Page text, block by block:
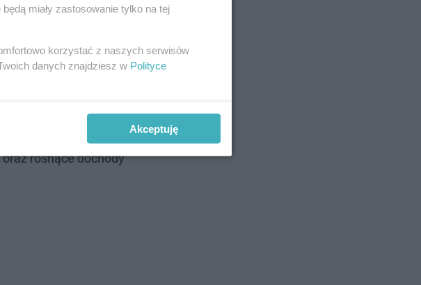
zdrowia i Ministerstwa
w nierównym
rosnące dochody
miały zastosowanie tylko na tej
korzystać z naszych serwisów
danych znajdziesz w Polityce
Akceptuję